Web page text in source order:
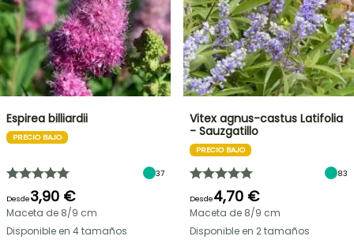
Espirea billiardii
PRECIO BAJO
37
Desde3,90 €
Maceta de 8/9 cm
Disponible en 4 tamaños
Vitex agnus-castus Latifolia
- Sauzgatillo
PRECIO BAJO
83
Desde4,70 €
Maceta de 8/9 cm
Disponible en 2 tamaños